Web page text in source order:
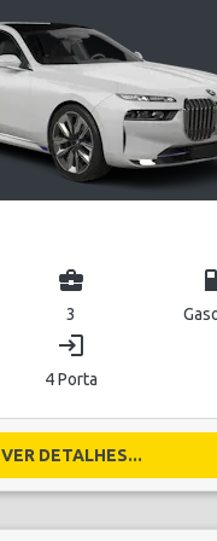
business_center
3
login
4 Porta
VER DETALHES...